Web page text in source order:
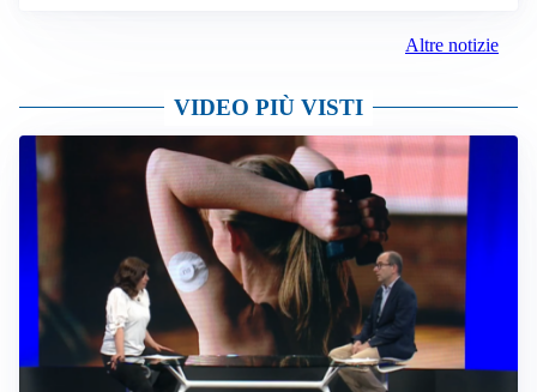
Altre notizie
VIDEO PIÙ VISTI